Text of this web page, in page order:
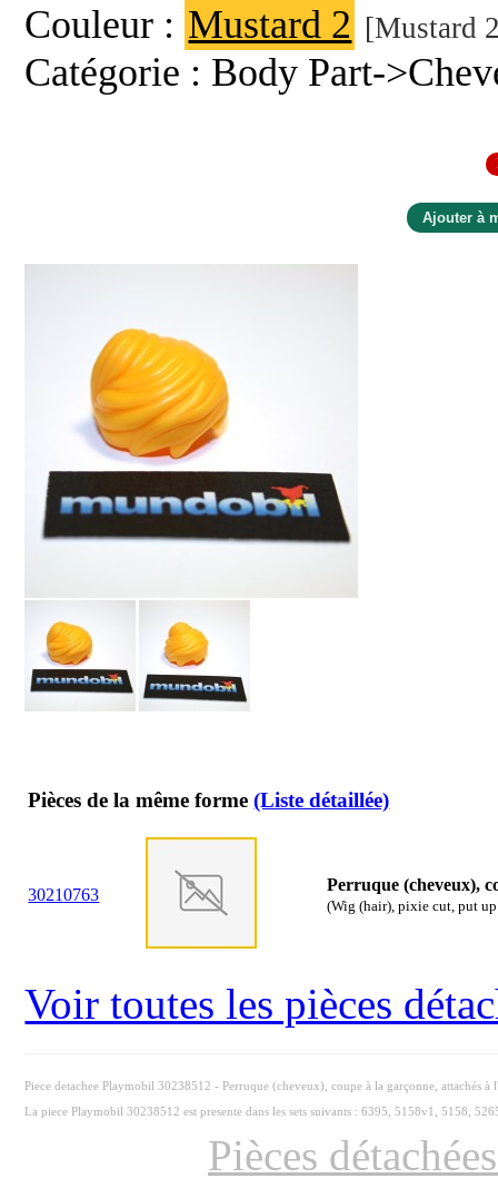
Couleur : Mustard 2 [Mustard
Catégorie : Body Part-
Pièces de la même forme(Liste détaillée)
30210763
Perruque (cheveux),
(Wig (hair), pixie cut, put
Voir toutes les pièces
Piece detachee Playmobil 30238512 - Perruque (cheveux), coupe à la garçonne, attachés à
La piece Playmobil 30238512 est presente dans les sets suivants : 6395, 5158v1, 5158,
Pièces